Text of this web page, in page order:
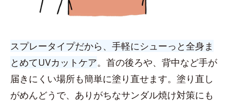
スプレータイプだから、手軽にシューっと全身ま
とめてUVカットケア。首の後ろや、背中など手が
届きにくい場所も簡単に塗り直せます。塗り直し
がめんどうで、ありがちなサンダル焼け対策にも